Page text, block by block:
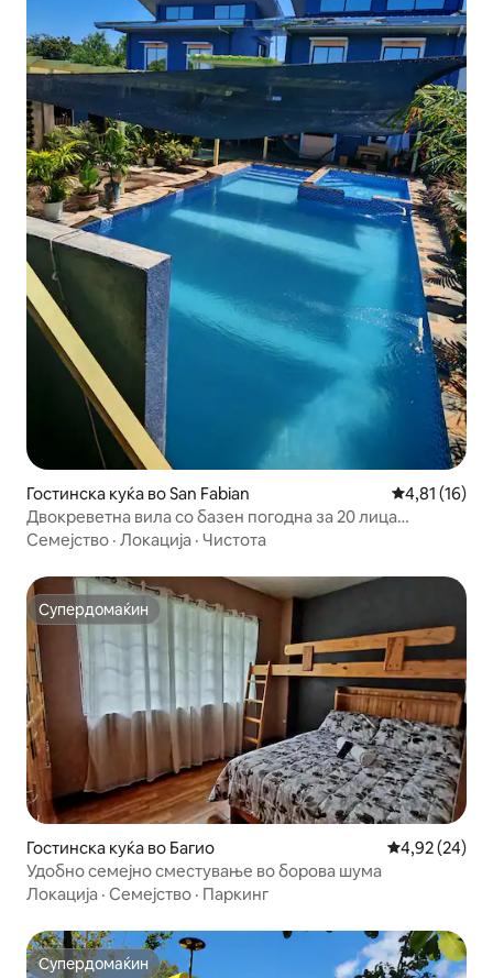
Гостинска куќа во San Fabian Просечна
4,81 (16)
Двокреветна вила со базен погодна за 20 лица
(ексклузивно)
Семејство · Локација · Чистота
Супердомаќин
Супердомаќин
Гостинска куќа во Багио Просечна
4,92 (24)
Удобно семејно сместување во борова шума
Локација · Семејство · Паркинг
Супердомаќин
Супердомаќин